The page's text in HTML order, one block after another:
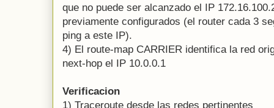
que no puede ser alcanzado el IP
previamente configurados (el router cada 3
ping a este IP).
4) El route-map CARRIER identifica la red
next-hop el IP 10.0.0.1
Verificacion
1) Traceroute desde las redes pertinentes